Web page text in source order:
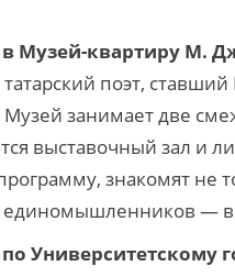
в Музей-квартиру М.
поэт,
занимает две
выставочный зал и
знакомят не
единомышленников —
Университетскому